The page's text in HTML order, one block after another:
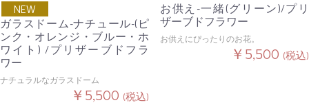
NEW
ガラスドーム-ナチュール-(ピ
ンク・オレンジ・ブルー・ホ
ワイト) /プリザーブドフラ
ワー
ナチュラルなガラスドーム
￥5,500 (税込)
お供え-一緒(グリーン)/プリ
ザーブドフラワー
お供えにぴったりのお花。
￥5,500 (税込)